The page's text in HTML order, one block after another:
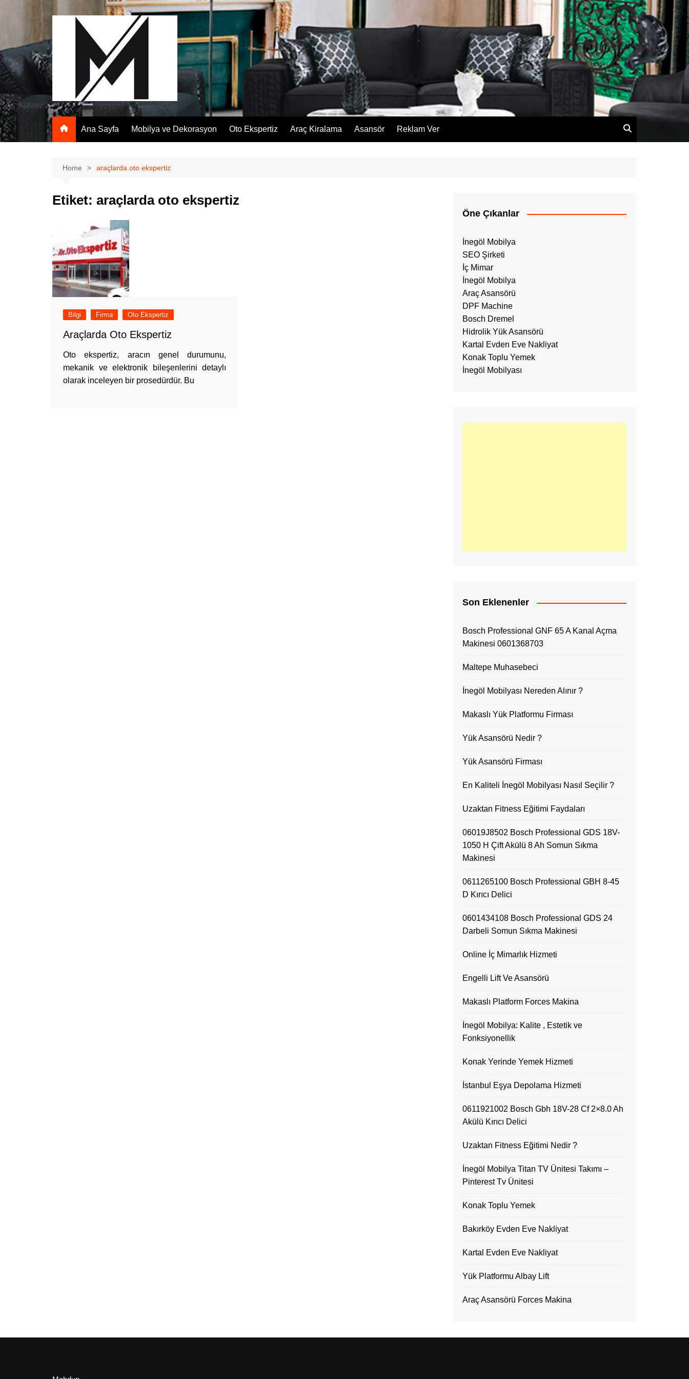
Ana Sayfa Mobilya ve Dekorasyon Oto Ekspertiz Araç Kiralama Asansör Reklam Ver
Home araçlarda oto ekspertiz
Etiket: araçlarda oto ekspertiz
Bilgi Firma Oto Ekspertiz
Araçlarda Oto Ekspertiz
Oto ekspertiz, aracın genel durumunu,
mekanik ve elektronik bileşenlerini detaylı
olarak inceleyen bir prosedürdür. Bu
Öne Çıkanlar
İnegöl Mobilya
SEO Şirketi
İç Mimar
İnegöl Mobilya
Araç Asansörü
DPF Machine
Bosch Dremel
Hidrolik Yük Asansörü
Kartal Evden Eve Nakliyat
Konak Toplu Yemek
İnegöl Mobilyası
Son Eklenenler
Bosch Professional GNF 65 A Kanal Açma
Makinesi 0601368703
Maltepe Muhasebeci
İnegöl Mobilyası Nereden Alınır ?
Makaslı Yük Platformu Firması
Yük Asansörü Nedir ?
Yük Asansörü Firması
En Kaliteli İnegöl Mobilyası Nasıl Seçilir ?
Uzaktan Fitness Eğitimi Faydaları
06019J8502 Bosch Professional GDS 18V-
1050 H Çift Akülü 8 Ah Somun Sıkma
Makinesi
0611265100 Bosch Professional GBH 8-45
D Kırıcı Delici
0601434108 Bosch Professional GDS 24
Darbeli Somun Sıkma Makinesi
Online İç Mimarlık Hizmeti
Engelli Lift Ve Asansörü
Makaslı Platform Forces Makina
İnegöl Mobilya: Kalite , Estetik ve
Fonksiyonellik
Konak Yerinde Yemek Hizmeti
İstanbul Eşya Depolama Hizmeti
0611921002 Bosch Gbh 18V-28 Cf 2×8.0 Ah
Akülü Kırıcı Delici
Uzaktan Fitness Eğitimi Nedir ?
İnegöl Mobilya Titan TV Ünitesi Takımı –
Pinterest Tv Ünitesi
Konak Toplu Yemek
Bakırköy Evden Eve Nakliyat
Kartal Evden Eve Nakliyat
Yük Platformu Albay Lift
Araç Asansörü Forces Makina